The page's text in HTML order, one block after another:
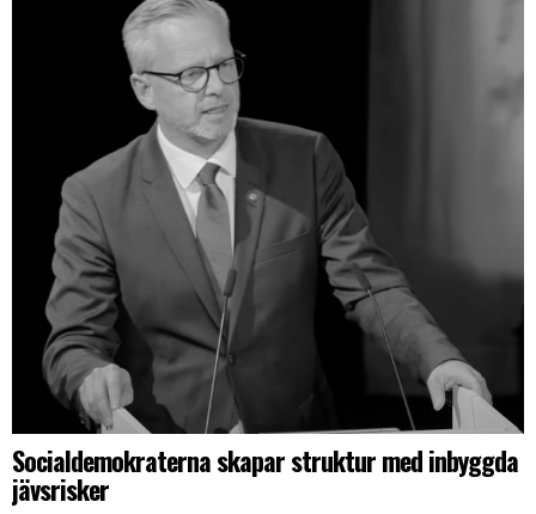
Socialdemokraterna skapar struktur med inbyggda
jävsrisker